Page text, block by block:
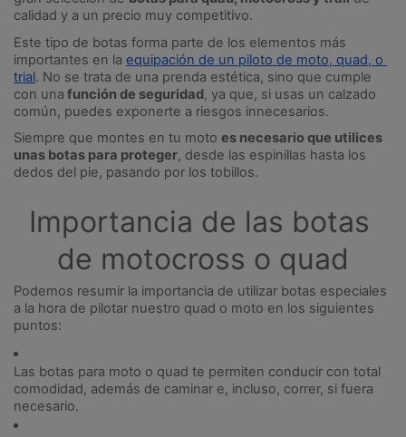
calidad y a un precio muy competitivo.
Este tipo de botas forma parte de los elementos más
importantes en la equipación de un piloto de moto, quad, o
trial. No se trata de una prenda estética, sino que cumple
con una función de seguridad, ya que, si usas un calzado
común, puedes exponerte a riesgos innecesarios.
Siempre que montes en tu moto es necesario que utilices
unas botas para proteger, desde las espinillas hasta los
dedos del pie, pasando por los tobillos.
Importancia de las botas
de motocross o quad
Podemos resumir la importancia de utilizar botas especiales
a la hora de pilotar nuestro quad o moto en los siguientes
puntos:
Las botas para moto o quad te permiten conducir con total
comodidad, además de caminar e, incluso, correr, si fuera
necesario.